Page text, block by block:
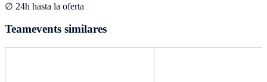
∅ 24h hasta la oferta
Teamevents similares